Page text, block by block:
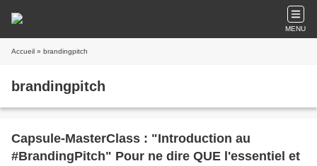
MENU
Accueil » brandingpitch
brandingpitch
Capsule-MasterClass : "Introduction au
#BrandingPitch" Pour ne dire QUE l'essentiel et